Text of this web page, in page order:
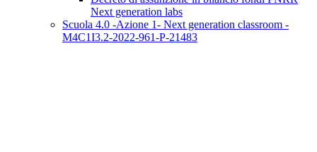
Next generation labs
Scuola 4.0 -Azione 1- Next generation classroom -
M4C1I3.2-2022-961-P-21483